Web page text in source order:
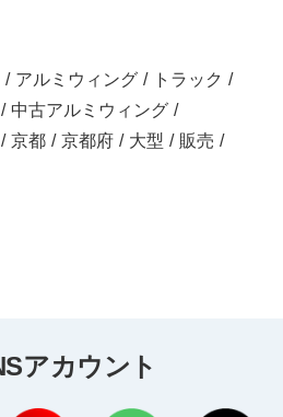
/ アルミウィング / トラック /
/ 中古アルミウィング /
/ 京都 / 京都府 / 大型 / 販売 /
アカウント